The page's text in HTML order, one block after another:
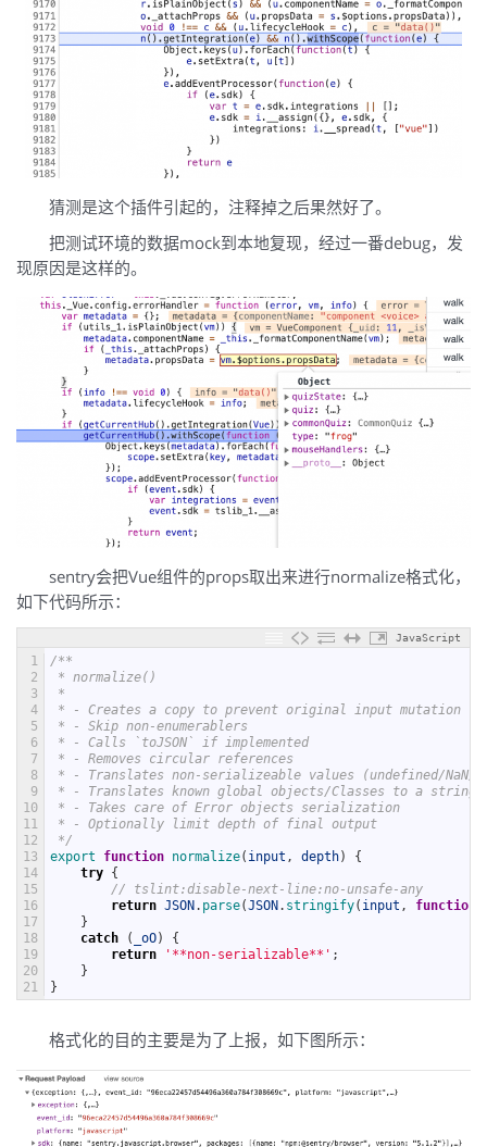
猜测是这个插件引起的，注释掉之后果然好了。
把测试环境的数据mock到本地复现，经过一番debug，发
现原因是这样的。
sentry会把Vue组件的props取出来进行normalize格式化，
如下代码所示：
JavaScript
1
2
3
4
5
6
7
8
9
10
11
12
13
14
15
16
17
18
19
20
21
/**
* normalize()
*
* - Creates a copy to prevent original input mutation
* - Skip non-enumerablers
* - Calls `toJSON` if implemented
* - Removes circular references
* - Translates non-serializeable values (undefined/
* - Translates known global objects/Classes to a string
* - Takes care of Error objects serialization
* - Optionally limit depth of final output
*/
export function normalize( input , depth)
{
try {
// tslint:disable-next-line:no-unsafe-any
return JSON. parse(JSON. stringify( input , function
}
catch
( _oO)
{
return
'**non-serializable**' ;
}
}
格式化的目的主要是为了上报，如下图所示：